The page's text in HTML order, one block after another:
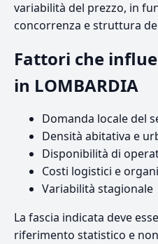
variabilità del prezzo, in
concorrenza e struttura
Fattori che
in LOMBARDIA
Domanda locale del
Densità abitativa e
Disponibilità di
Costi logistici e
Variabilità stagionale
La fascia indicata deve
riferimento statistico e